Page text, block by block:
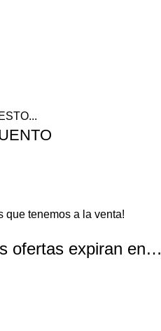
que tenemos a la venta!
ofertas expiran en…